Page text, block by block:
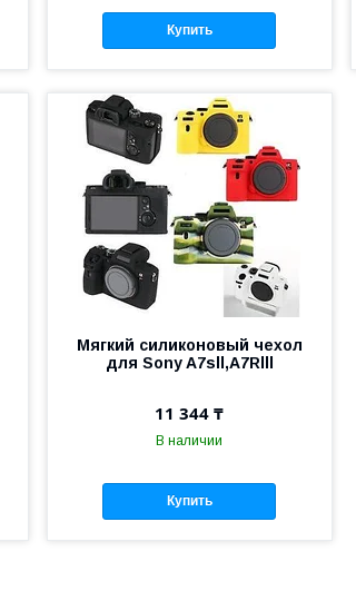
Купить
Мягкий силиконовый чехол
для Sony A7sll,A7Rlll
11 344 ₸
В наличии
Купить